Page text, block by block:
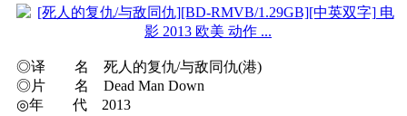
◎译 名 死人的复仇/与敌同仇(港)
◎片 名 Dead Man Down
◎年 代 2013